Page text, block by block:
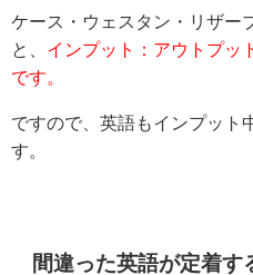
ケース・ウェスタン・リザー
と、 インプット：アウトプッ
です。
ですので、英語もインプット
す。
間違った英語が定着す